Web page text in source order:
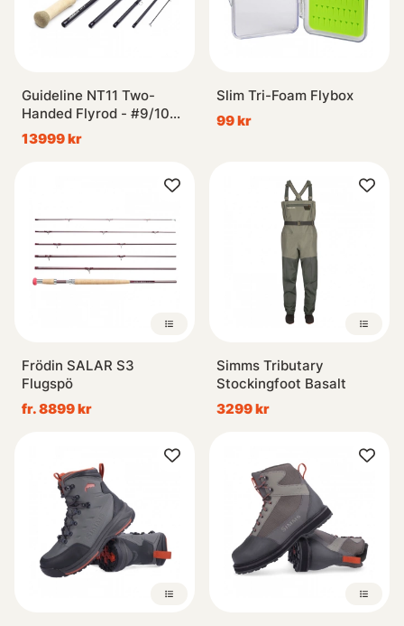
Guideline NT11 Two-
Handed Flyrod - #9/10
14'9''
13999 kr
Slim Tri-Foam Flybox
99 kr
Frödin SALAR S3
Flugspö
fr. 8899 kr
Simms Tributary
Stockingfoot Basalt
3299 kr